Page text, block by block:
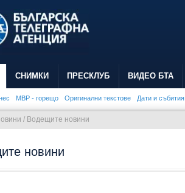
СНИМКИ ПРЕСКЛУБ ВИДЕО БТА
МВР - горещо Оригинални текстове Дати и събития
/ Водещите новини
новини